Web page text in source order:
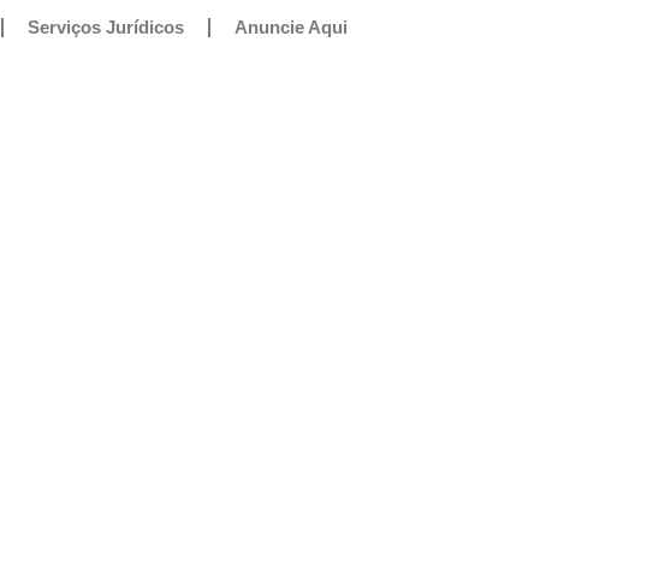
Serviços Jurídicos Anuncie Aqui